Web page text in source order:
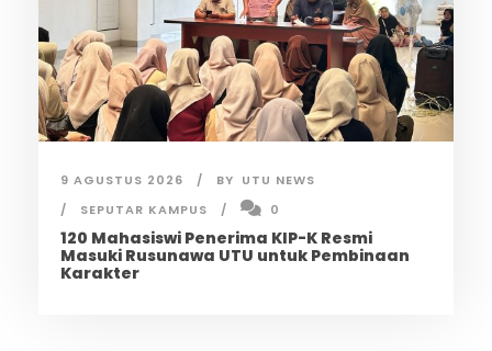
9 AGUSTUS 2026 BY UTU NEWS
SEPUTAR KAMPUS
0
120 Mahasiswi Penerima KIP-K Resmi
Masuki Rusunawa UTU untuk Pembinaan
Karakter